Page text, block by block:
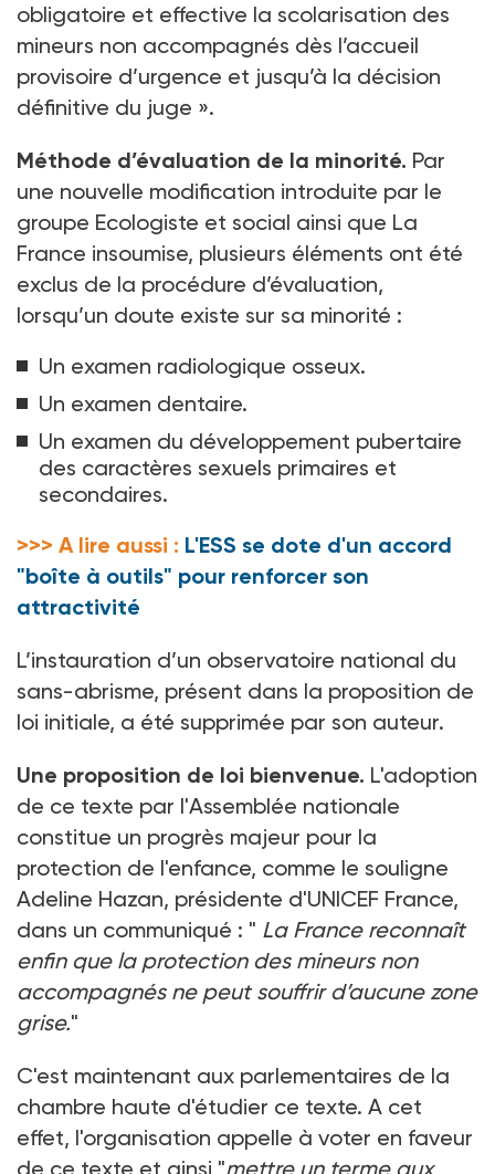
obligatoire et effective la scolarisation des
mineurs non accompagnés dès l’accueil
provisoire d’urgence et jusqu’à la décision
définitive du juge ».
Méthode d’évaluation de la minorité. Par
une nouvelle modification introduite par le
groupe Ecologiste et social ainsi que La
France insoumise, plusieurs éléments ont été
exclus de la procédure d’évaluation,
lorsqu’un doute existe sur sa minorité :
Un examen radiologique osseux.
Un examen dentaire.
Un examen du développement pubertaire
des caractères sexuels primaires et
secondaires.
>>> A lire aussi : L'ESS se dote d'un accord
"boîte à outils" pour renforcer son
attractivité
L’instauration d’un observatoire national du
sans-abrisme, présent dans la proposition de
loi initiale, a été supprimée par son auteur.
Une proposition de loi bienvenue. L'adoption
de ce texte par l'Assemblée nationale
constitue un progrès majeur pour la
protection de l'enfance, comme le souligne
Adeline Hazan, présidente d'UNICEF France,
dans un communiqué : " La France reconnaît
enfin que la protection des mineurs non
accompagnés ne peut souffrir d’aucune zone
grise."
C'est maintenant aux parlementaires de la
chambre haute d'étudier ce texte. A cet
effet, l'organisation appelle à voter en faveur